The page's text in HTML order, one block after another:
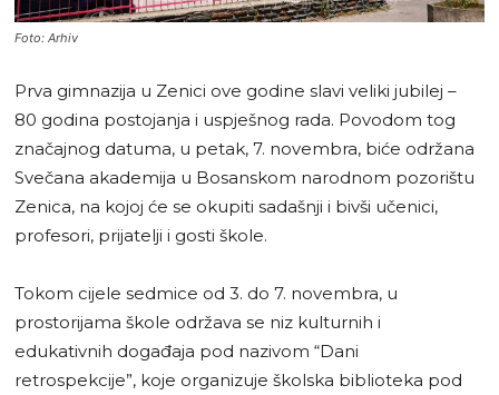
Foto: Arhiv
Prva gimnazija u Zenici ove godine slavi veliki jubilej –
80 godina postojanja i uspješnog rada. Povodom tog
značajnog datuma, u petak, 7. novembra, biće održana
Svečana akademija u Bosanskom narodnom pozorištu
Zenica, na kojoj će se okupiti sadašnji i bivši učenici,
profesori, prijatelji i gosti škole.
Tokom cijele sedmice od 3. do 7. novembra, u
prostorijama škole održava se niz kulturnih i
edukativnih događaja pod nazivom “Dani
retrospekcije”, koje organizuje školska biblioteka pod